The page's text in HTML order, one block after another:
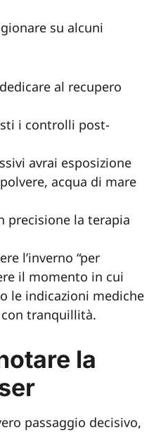
su alcuni
al recupero
i controlli post-
avrai esposizione
acqua di mare
precisione la terapia
l’inverno “per
il momento in cui
le indicazioni mediche
tranquillità.
la
passaggio decisivo,